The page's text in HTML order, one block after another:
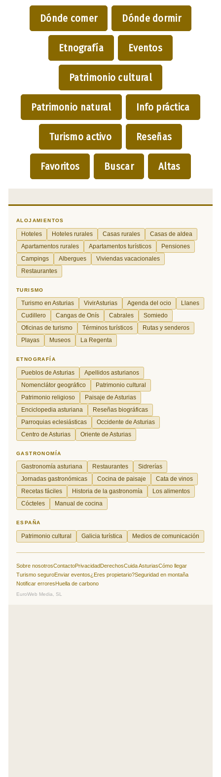
Dónde comer Dónde dormir
Etnografía Eventos
Patrimonio cultural
Patrimonio natural Info práctica
Turismo activo Reseñas
Favoritos Buscar Altas